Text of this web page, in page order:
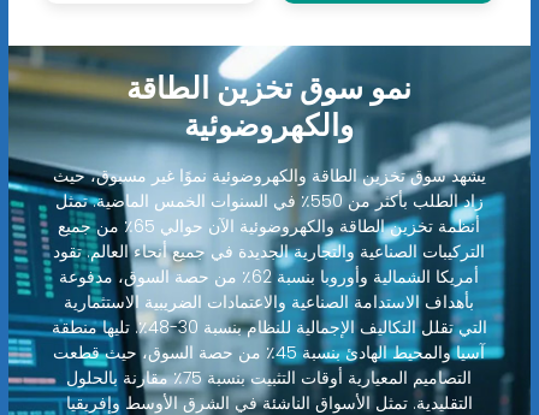
نمو سوق تخزين الطاقة
والكهروضوئية
يشهد سوق تخزين الطاقة والكهروضوئية نموًا غير مسبوق، حيث
زاد الطلب بأكثر من 550٪ في السنوات الخمس الماضية. تمثل
أنظمة تخزين الطاقة والكهروضوئية الآن حوالي 65٪ من جميع
التركيبات الصناعية والتجارية الجديدة في جميع أنحاء العالم. تقود
أمريكا الشمالية وأوروبا بنسبة 62٪ من حصة السوق، مدفوعة
بأهداف الاستدامة الصناعية والاعتمادات الضريبية الاستثمارية
التي تقلل التكاليف الإجمالية للنظام بنسبة 30-48٪. تليها منطقة
آسيا والمحيط الهادئ بنسبة 45٪ من حصة السوق، حيث قطعت
التصاميم المعيارية أوقات التثبيت بنسبة 75٪ مقارنة بالحلول
التقليدية. تمثل الأسواق الناشئة في الشرق الأوسط وإفريقيا